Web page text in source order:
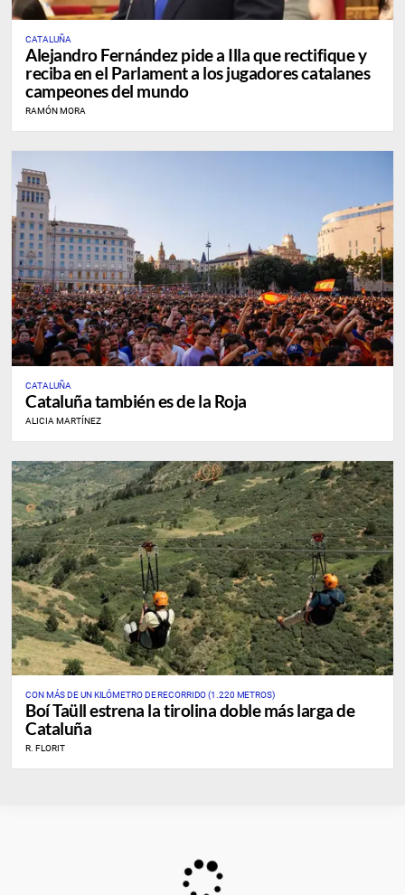
CATALUÑA
Alejandro Fernández pide a Illa que rectifique y
reciba en el Parlament a los jugadores catalanes
campeones del mundo
RAMÓN MORA
CATALUÑA
Cataluña también es de la Roja
ALICIA MARTÍNEZ
CON MÁS DE UN KILÓMETRO DE RECORRIDO (1.220 METROS)
Boí Taüll estrena la tirolina doble más larga de
Cataluña
R. FLORIT